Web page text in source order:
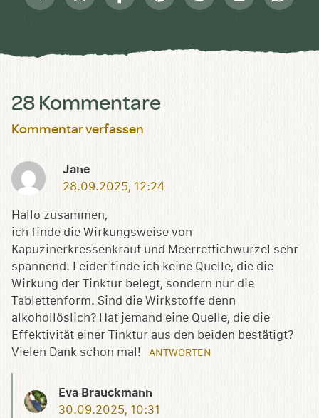
Sammlung
Mail
28 Kommentare
Kommentar verfassen
Jane
28.09.2025, 12:24
Hallo zusammen,
ich finde die Wirkungsweise von
Kapuzinerkressenkraut und Meerrettichwurzel sehr
spannend. Leider finde ich keine Quelle, die die
Wirkung der Tinktur belegt, sondern nur die
Tablettenform. Sind die Wirkstoffe denn
alkohollöslich? Hat jemand eine Quelle, die die
Effektivität einer Tinktur aus den beiden bestätigt?
Vielen Dank schon mal!
ANTWORTEN
Eva Brauckmann
30.09.2025, 10:31